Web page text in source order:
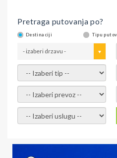
Pretraga putovanja po?
Destinaciji Tipu
- izaberi drzavu -
- izaberi tip -
- izaberi prevoz -
- Izaberite uslugu -